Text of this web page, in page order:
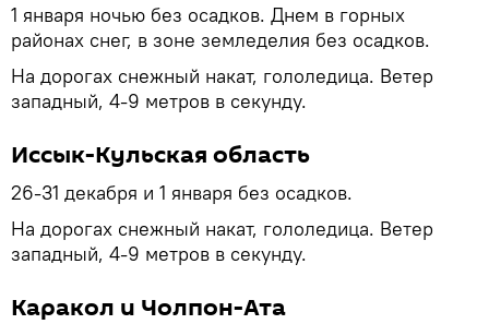
1 января ночью без осадков. Днем в горных
районах снег, в зоне земледелия без осадков.
На дорогах снежный накат, гололедица. Ветер
западный, 4-9 метров в секунду.
Иссык-Кульская область
26-31 декабря и 1 января без осадков.
На дорогах снежный накат, гололедица. Ветер
западный, 4-9 метров в секунду.
Каракол и Чолпон-Ата